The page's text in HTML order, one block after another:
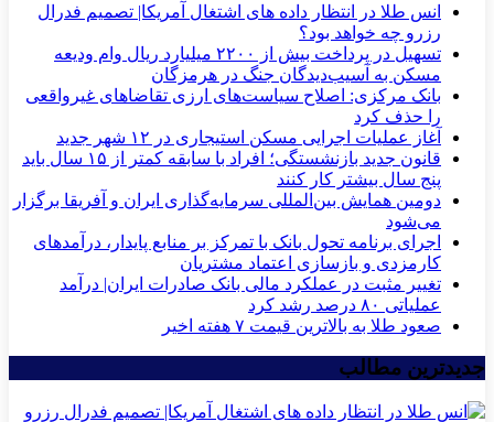
انس طلا در انتظار داده های اشتغال آمریکا| تصمیم فدرال
رزرو چه خواهد بود؟
تسهیل در پرداخت بیش از ۲۲۰۰ میلیارد ریال وام ودیعه
مسکن به آسیب‌دیدگان جنگ در هرمزگان
بانک مرکزی: اصلاح سیاست‌های ارزی تقاضاهای غیرواقعی
را حذف کرد
آغاز عملیات اجرایی مسکن استیجاری در ۱۲ شهر جدید
قانون جدید بازنشستگی؛ افراد با سابقه کمتر از ۱۵ سال باید
پنج سال بیشتر کار کنند
دومین همایش بین‌المللی سرمایه‌گذاری ایران و آفریقا برگزار
می‌شود
اجرای برنامه تحول بانک با تمرکز بر منابع پایدار، درآمدهای
کارمزدی و بازسازی اعتماد مشتریان
تغییر مثبت در عملکرد مالی بانک صادرات ایران| درآمد
عملیاتی ۸۰ درصد رشد کرد
صعود طلا به بالاترین قیمت ۷ هفته اخیر
جدیدترین مطالب